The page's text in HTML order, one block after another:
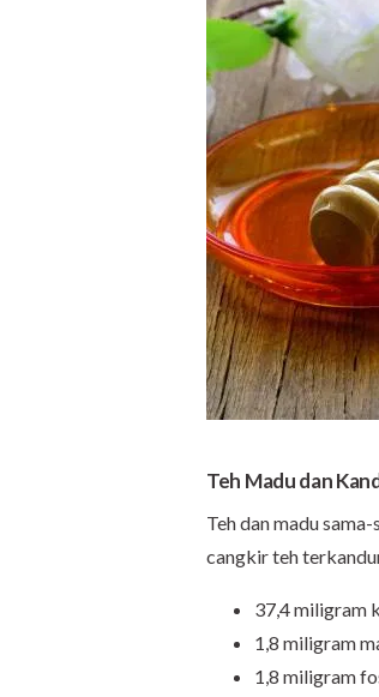
Teh Madu dan
Teh dan madu
cangkir teh
37,4 miligram
1,8 miligram
1,8 miligram